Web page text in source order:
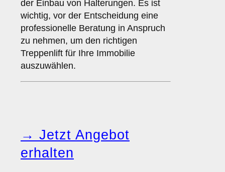
der Einbau von Halterungen. Es ist
wichtig, vor der Entscheidung eine
professionelle Beratung in Anspruch
zu nehmen, um den richtigen
Treppenlift für Ihre Immobilie
auszuwählen.
→ Jetzt Angebot
erhalten